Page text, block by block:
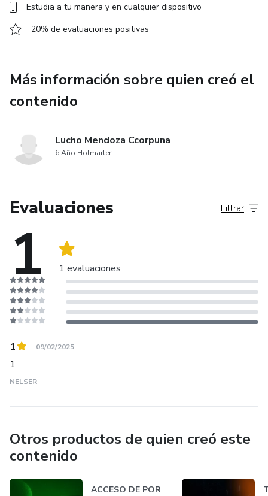
Estudia a tu manera y en cualquier dispositivo
20% de evaluaciones positivas
Más información sobre quien creó el
contenido
Lucho Mendoza Ccorpuna
6 Año Hotmarter
Evaluaciones
1 1 evaluaciones
Filtrar
1 09/02/2025
1
NELSER
Otros productos de quien creó este
contenido
ACCESO DE POR